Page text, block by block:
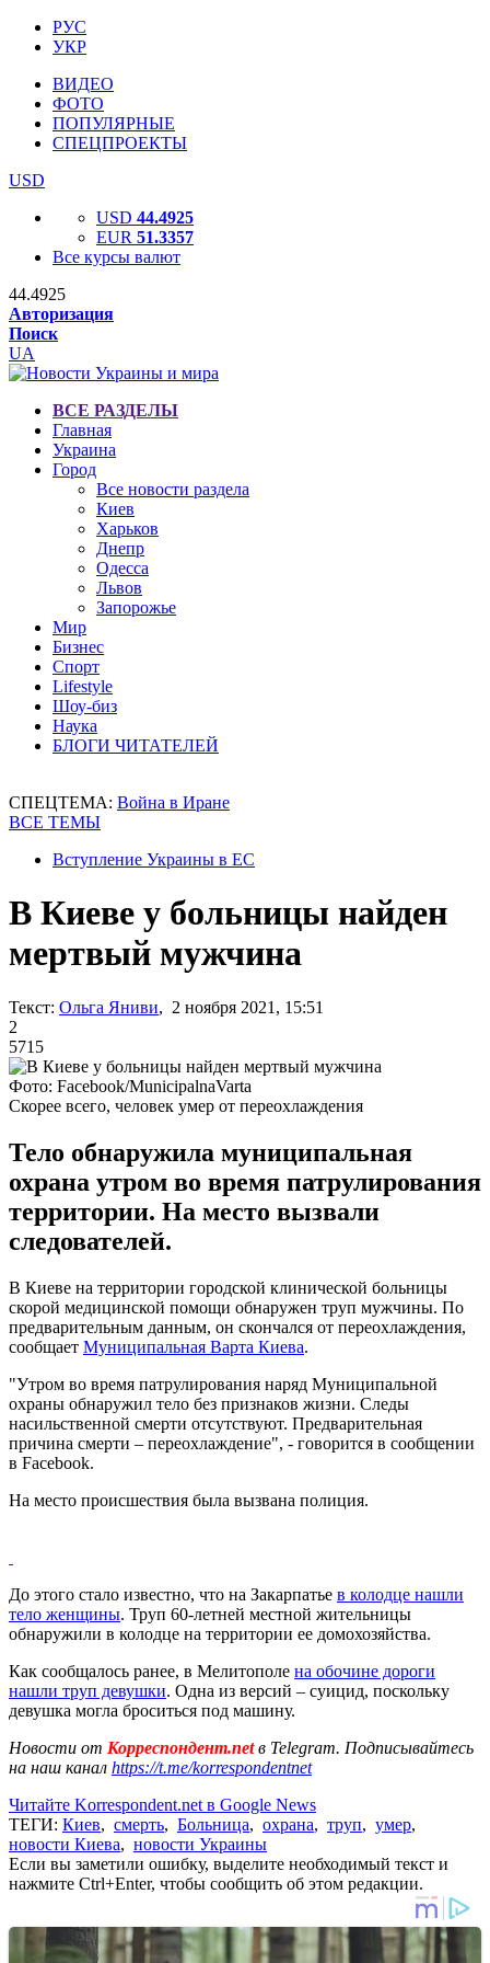
РУС
УКР
ВИДЕО
ФОТО
ПОПУЛЯРНЫЕ
СПЕЦПРОЕКТЫ
USD
USD 44.4925
EUR 51.3357
Все курсы валют
44.4925
Авторизация
Поиск
UA
ВСЕ РАЗДЕЛЫ
Главная
Украина
Город
Все новости раздела
Киев
Харьков
Днепр
Одесса
Львов
Запорожье
Мир
Бизнес
Спорт
Lifestyle
Шоу-биз
Наука
БЛОГИ ЧИТАТЕЛЕЙ
СПЕЦТЕМА: Война в Иране
ВСЕ ТЕМЫ
Вступление Украины в ЕС
В Киеве у больницы найден
мертвый мужчина
Текст: Ольга Яниви, 2 ноября 2021, 15:51
2
5715
Фото: Facebook/MunicipalnaVarta
Скорее всего, человек умер от переохлаждения
Тело обнаружила муниципальная
охрана утром во время патрулирования
территории. На место вызвали
следователей.
В Киеве на территории городской клинической больницы
скорой медицинской помощи обнаружен труп мужчины. По
предварительным данным, он скончался от переохлаждения,
сообщает Муниципальная Варта Киева.
"Утром во время патрулирования наряд Муниципальной
охраны обнаружил тело без признаков жизни. Следы
насильственной смерти отсутствуют. Предварительная
причина смерти – переохлаждение", - говорится в сообщении
в Facebook.
На место происшествия была вызвана полиция.
До этого стало известно, что на Закарпатье в колодце нашли
тело женщины. Труп 60-летней местной жительницы
обнаружили в колодце на территории ее домохозяйства.
Как сообщалось ранее, в Мелитополе на обочине дороги
нашли труп девушки. Одна из версий – суицид, поскольку
девушка могла броситься под машину.
Новости от Корреспондент.netв Telegram. Подписывайтесь
на наш канал https://t.me/korrespondentnet
Читайте Korrespondent.net в Google News
ТЕГИ: Киев, смерть, Больница, охрана, труп, умер,
новости Киева, новости Украины
Если вы заметили ошибку, выделите необходимый текст и
нажмите Ctrl+Enter, чтобы сообщить об этом редакции.